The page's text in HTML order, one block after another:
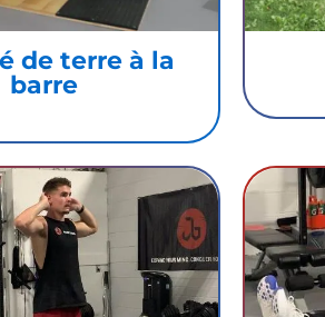
de terre à la
barre